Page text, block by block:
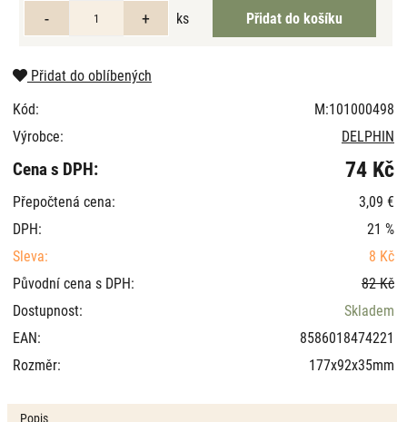
ks
Přidat do oblíbených
Kód:
M:101000498
Výrobce:
DELPHIN
Cena s DPH: 74 Kč
Přepočtená cena:
3,09 €
DPH:
21 %
Sleva:
8 Kč
Původní cena s DPH:
82 Kč
Dostupnost:
Skladem
EAN:
8586018474221
Rozměr:
177x92x35mm
Popis